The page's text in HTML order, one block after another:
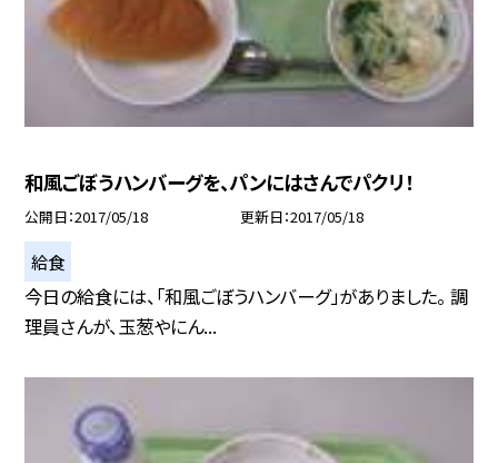
和風ごぼうハンバーグを、パンにはさんでパクリ！
公開日 2017/05/18 更新日 2017/05/18
給食
今日の給食には、「和風ごぼうハンバーグ」がありました。 調
理員さんが、玉葱やにん...